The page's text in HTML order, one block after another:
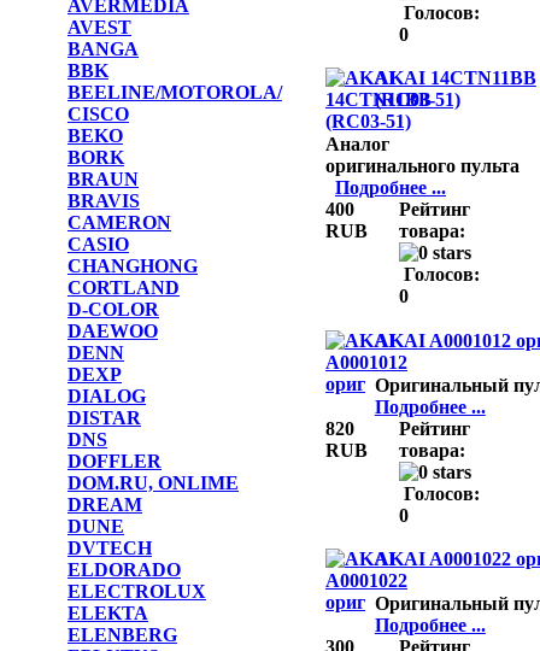
AVERMEDIA
AVEST
BANGA
BBK
BEELINE/MOTOROLA/
CISCO
BEKO
BORK
BRAUN
BRAVIS
CAMERON
CASIO
CHANGHONG
CORTLAND
D-COLOR
DAEWOO
DENN
DEXP
DIALOG
DISTAR
DNS
DOFFLER
DOM.RU, ONLIME
DREAM
DUNE
DVTECH
ELDORADO
ELECTROLUX
ELEKTA
ELENBERG
Голосов:
0
AKAI 14CTN11BB
(RC03-51)
Аналог
оригинального пульта
Подробнее ...
400
RUB
Рейтинг
товара:
Голосов:
0
AKAI A0001012
Оригинальный
Подробнее ...
820
RUB
Рейтинг
товара:
Голосов:
0
AKAI A0001022
Оригинальный
Подробнее ...
300
Рейтинг